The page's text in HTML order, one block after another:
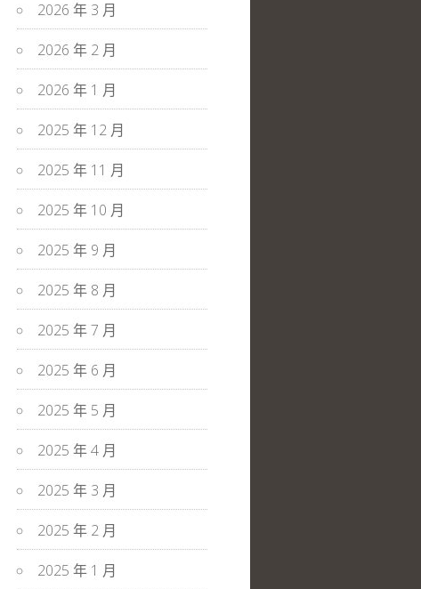
2026 年 3 月
2026 年 2 月
2026 年 1 月
2025 年 12 月
2025 年 11 月
2025 年 10 月
2025 年 9 月
2025 年 8 月
2025 年 7 月
2025 年 6 月
2025 年 5 月
2025 年 4 月
2025 年 3 月
2025 年 2 月
2025 年 1 月